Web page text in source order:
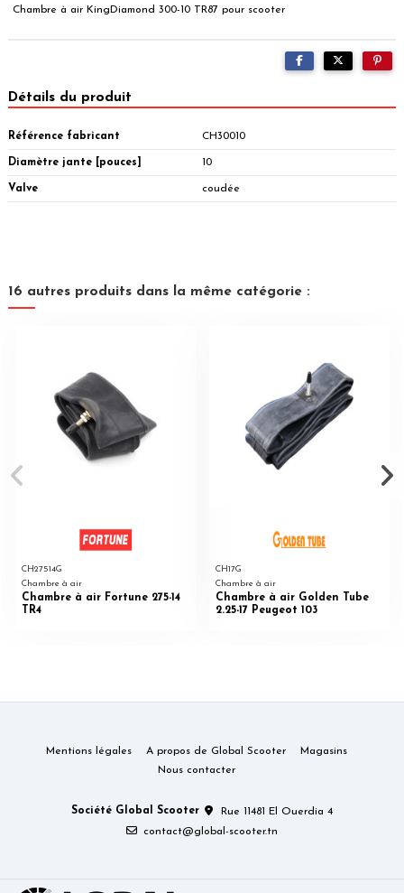
Chambre à air KingDiamond 300-10 TR87 pour scooter
Détails du produit
Référence fabricant CH30010
Diamètre jante [pouces] 10
Valve coudée
16 autres produits dans la même catégorie :
CH27514G
Chambre à air
Chambre à air Fortune 275-14
TR4
CH17G
Chambre à air
Chambre à air Golden Tube
2.25-17 Peugeot 103
Mentions légales A propos de Global Scooter
Magasins
Nous contacter
Société Global Scooter
Rue 11481 El Ouerdia 4
contact@global-scooter.tn